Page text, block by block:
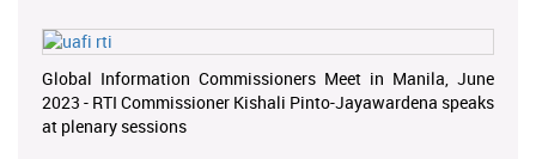
Global Information Commissioners Meet in Manila, June
2023 - RTI Commissioner Kishali Pinto-Jayawardena speaks
at plenary sessions